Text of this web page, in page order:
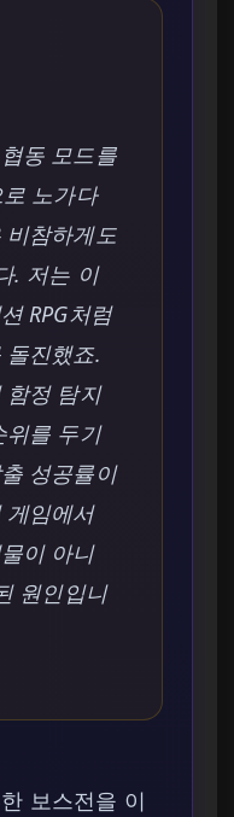
동 모드를
노가다
비참하게도
. 저는 이
RPG처럼
진했죠.
함정 탐지
위를 두기
성공률이
게임에서
이 아니
원인입니
보스전을 이